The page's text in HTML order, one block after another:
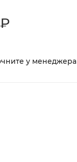
у менеджера